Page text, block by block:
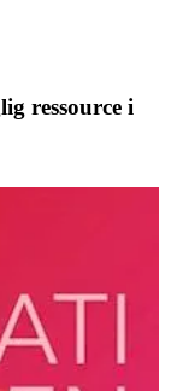
ressource i